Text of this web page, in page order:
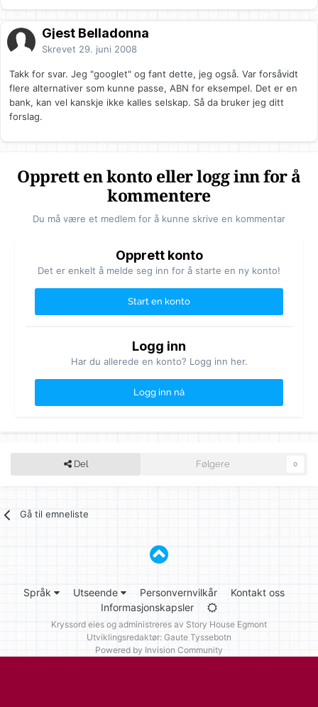
Gjest Belladonna
Skrevet 29. juni 2008
Takk for svar. Jeg "googlet" og fant dette, jeg også. Var forsåvidt
flere alternativer som kunne passe, ABN for eksempel. Det er en
bank, kan vel kanskje ikke kalles selskap. Så da bruker jeg ditt
forslag.
Opprett en konto eller logg inn for å
kommentere
Du må være et medlem for å kunne skrive en kommentar
Opprett konto
Det er enkelt å melde seg inn for å starte en ny konto!
Start en konto
Logg inn
Har du allerede en konto? Logg inn her.
Logg inn nå
Del Følgere 0
Gå til emneliste
Språk Utseende Personvernvilkår
Kontakt oss
Informasjonskapsler
Kryssord eies og administreres av Story House Egmont
Utviklingsredaktør: Gaute Tyssebotn
Powered by Invision Community